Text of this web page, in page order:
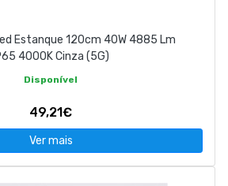
Estanque 120cm 40W 4885 Lm
4000K Cinza (5G)
Disponível
49,21€
Ver mais